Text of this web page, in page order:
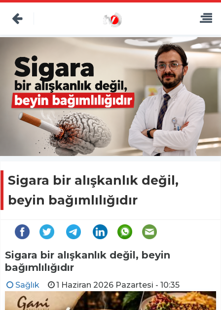
Sigara bir alışkanlık değil,
beyin bağımlılığıdır
Sigara bir alışkanlık değil, beyin
bağımlılığıdır
Sağlık 1 Haziran 2026 Pazartesi - 10:35